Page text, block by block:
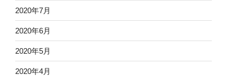
2020年7月
2020年6月
2020年5月
2020年4月